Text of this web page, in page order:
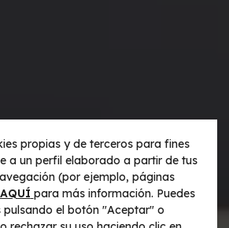
propias y de terceros para fines
a un perfil elaborado a partir de tus
(por ejemplo, páginas
AQUÍ para más información. Puedes
pulsando el botón "Aceptar" o